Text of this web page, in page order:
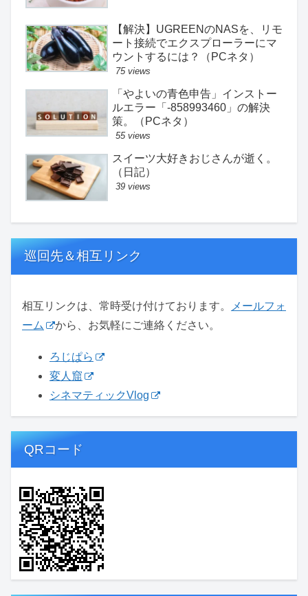
【解決】UGREENのNASを、リモ
ート接続でエクスプローラーにマ
ウントするには？（PCネタ）
75 views
「やよいの青色申告」インストー
ルエラー「-858993460」の解決
策。（PCネタ）
55 views
スイーツ大好きおじさんが逝く。
（日記）
39 views
巡回先＆相互リンク
相互リンクは、常時受け付けております。
メールフォ
ーム
から、お気軽にご連絡ください。
ろじぱら
変人窟
シネマティックVlog
QRコード